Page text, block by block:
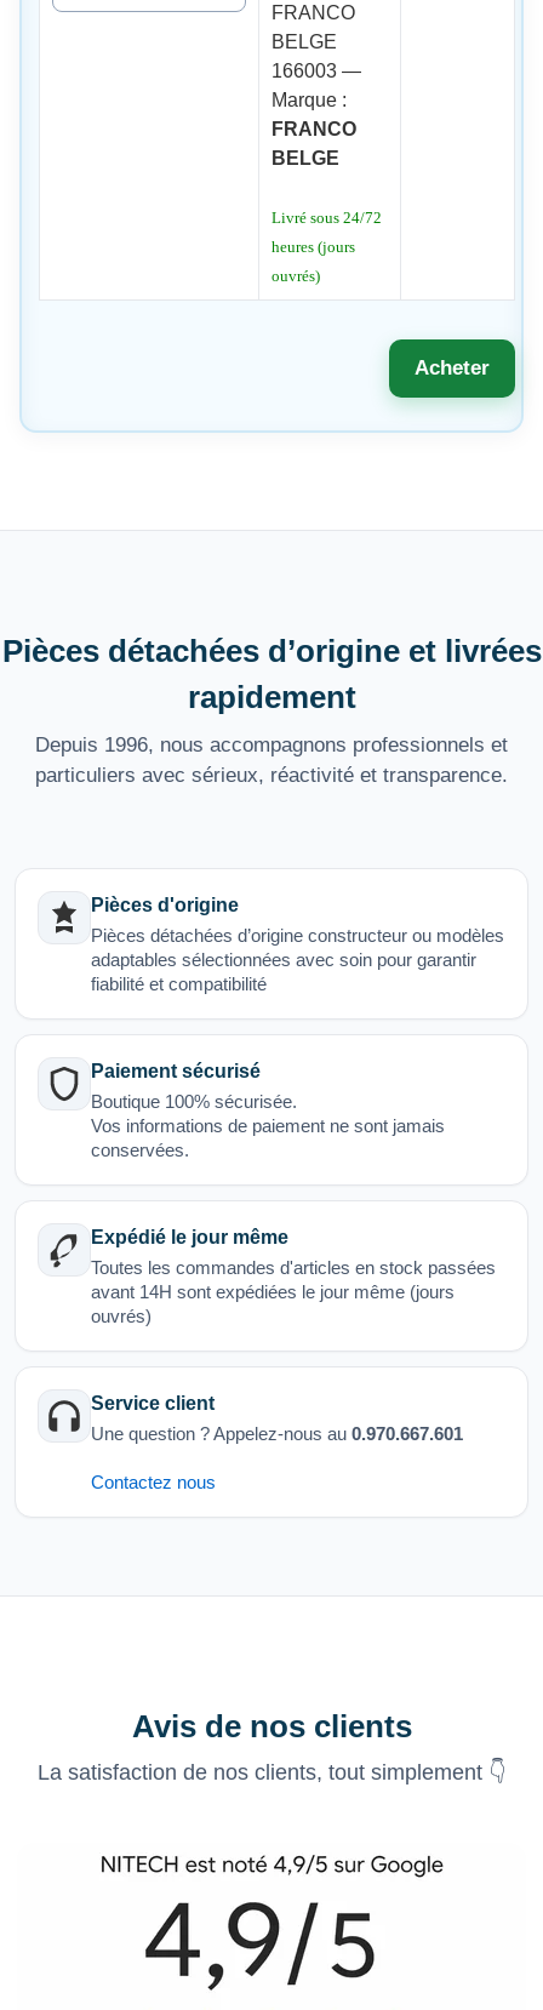
FRANCO
BELGE
166003 —
Marque :
FRANCO
BELGE
Livré sous 24/72
heures (jours
ouvrés)
Acheter
Pièces détachées d’origine et livrées
rapidement
Depuis 1996, nous accompagnons professionnels et
particuliers avec sérieux, réactivité et transparence.
Pièces d'origine
Pièces détachées d’origine constructeur ou modèles
adaptables sélectionnées avec soin pour garantir
fiabilité et compatibilité
Paiement sécurisé
Boutique 100% sécurisée.
Vos informations de paiement ne sont jamais
conservées.
Expédié le jour même
Toutes les commandes d'articles en stock passées
avant 14H sont expédiées le jour même (jours
ouvrés)
Service client
Une question ? Appelez-nous au 0.970.667.601
Contactez nous
Avis de nos clients
La satisfaction de nos clients, tout simplement 👇